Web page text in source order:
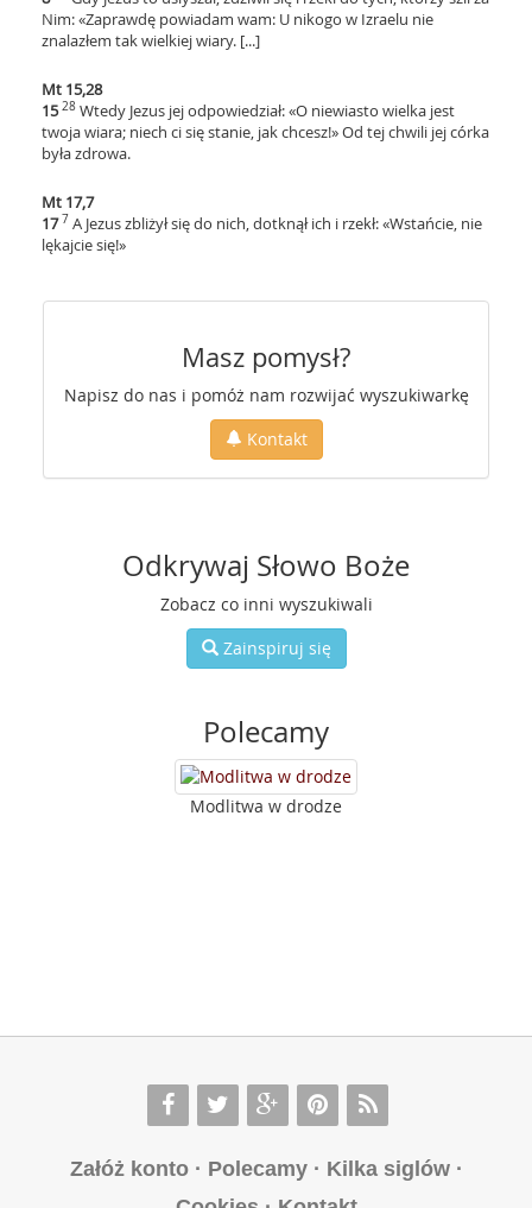
Nim: «Zaprawdę powiadam wam: U nikogo w Izraelu nie
znalazłem tak wielkiej wiary. [...]
Mt 15,28
15 28 Wtedy Jezus jej odpowiedział: «O niewiasto wielka jest
twoja wiara; niech ci się stanie, jak chcesz!» Od tej chwili jej córka
była zdrowa.
Mt 17,7
177 A Jezus zbliżył się do nich, dotknął ich i rzekł: «Wstańcie, nie
lękajcie się!»
Masz pomysł?
Napisz do nas i pomóż nam rozwijać wyszukiwarkę
Kontakt
Odkrywaj Słowo Boże
Zobacz co inni wyszukiwali
Zainspiruj się
Polecamy
Modlitwa w drodze
Załóż konto· Polecamy· Kilka siglów·